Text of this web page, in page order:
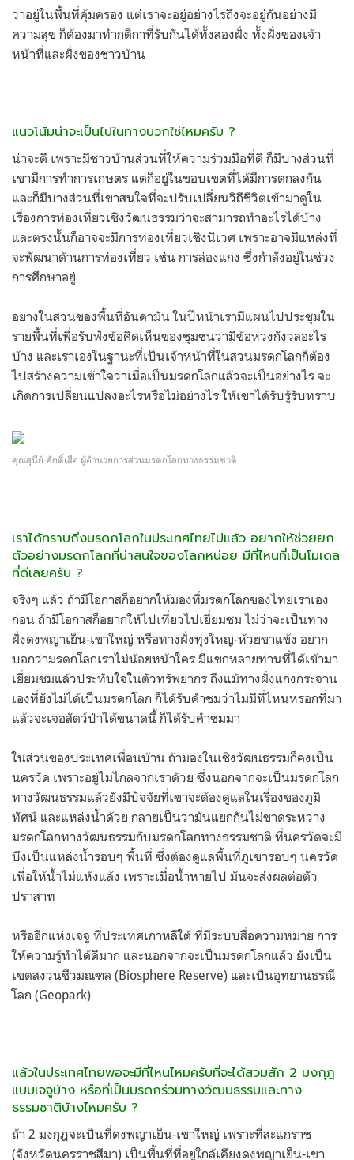
ว่าอยู่ในพื้นที่คุ้มครอง แต่เราจะอยู่อย่างไรถึงจะอยู่กันอย่างมี
ความสุข ก็ต้องมาทำกติกาที่รับกันได้ทั้งสองฝั่ง ทั้งฝั่งของเจ้า
หน้าที่และฝั่งของชาวบ้าน
แนวโน้มน่าจะเป็นไปในทางบวกใช่ไหมครับ ?
น่าจะดี เพราะมีชาวบ้านส่วนที่ให้ความร่วมมือที่ดี ก็มีบางส่วนที่
เขามีการทำการเกษตร แต่ก็อยู่ในขอบเขตที่ได้มีการตกลงกัน
และก็มีบางส่วนที่เขาสนใจที่จะปรับเปลี่ยนวิถีชีวิตเข้ามาดูใน
เรื่องการท่องเที่ยวเชิงวัฒนธรรมว่าจะสามารถทำอะไรได้บ้าง
และตรงนั้นก็อาจจะมีการท่องเที่ยวเชิงนิเวศ เพราะอาจมีแหล่งที่
จะพัฒนาด้านการท่องเที่ยว เช่น การล่องแก่ง ซึ่งกำลังอยู่ในช่วง
การศึกษาอยู่
อย่างในส่วนของพื้นที่อันดามัน ในปีหน้าเรามีแผนไปประชุมใน
รายพื้นที่เพื่อรับฟังข้อคิดเห็นของชุมชนว่ามีข้อห่วงกังวลอะไร
บ้าง และเราเองในฐานะที่เป็นเจ้าหน้าที่ในส่วนมรดกโลกก็ต้อง
ไปสร้างความเข้าใจว่าเมื่อเป็นมรดกโลกแล้วจะเป็นอย่างไร จะ
เกิดการเปลี่ยนแปลงอะไรหรือไม่อย่างไร ให้เขาได้รับรู้รับทราบ
คุณสุนีย์ ศักดิ์เสือ ผู้อำนวยการส่วนมรดกโลกทางธรรมชาติ
เราได้ทราบถึงมรดกโลกในประเทศไทยไปแล้ว อยากให้ช่วยยก
ตัวอย่างมรดกโลกที่น่าสนใจของโลกหน่อย มีที่ไหนที่เป็นโมเดล
ที่ดีเลยครับ ?
จริงๆ แล้ว ถ้ามีโอกาสก็อยากให้มองที่มรดกโลกของไทยเราเอง
ก่อน ถ้ามีโอกาสก็อยากให้ไปเที่ยวไปเยี่ยมชม ไม่ว่าจะเป็นทาง
ฝั่งดงพญาเย็น-เขาใหญ่ หรือทางฝั่งทุ่งใหญ่-ห้วยขาแข้ง อยาก
บอกว่ามรดกโลกเราไม่น้อยหน้าใคร มีแขกหลายท่านที่ได้เข้ามา
เยี่ยมชมแล้วประทับใจในตัวทรัพยากร ถึงแม้ทางฝั่งแก่งกระจาน
เองที่ยังไม่ได้เป็นมรดกโลก ก็ได้รับคำชมว่าไม่มีที่ไหนหรอกที่มา
แล้วจะเจอสัตว์ป่าได้ขนาดนี้ ก็ได้รับคำชมมา
ในส่วนของประเทศเพื่อนบ้าน ถ้ามองในเชิงวัฒนธรรมก็คงเป็น
นครวัด เพราะอยู่ไม่ไกลจากเราด้วย ซึ่งนอกจากจะเป็นมรดกโลก
ทางวัฒนธรรมแล้วยังมีปัจจัยที่เขาจะต้องดูแลในเรื่องของภูมิ
ทัศน์ และแหล่งน้ำด้วย กลายเป็นว่ามันแยกกันไม่ขาดระหว่าง
มรดกโลกทางวัฒนธรรมกับมรดกโลกทางธรรมชาติ ที่นครวัดจะมี
บึงเป็นแหล่งน้ำรอบๆ พื้นที่ ซึ่งต้องดูแลพื้นที่ภูเขารอบๆ นครวัด
เพื่อให้น้ำไม่แห้งแล้ง เพราะเมื่อน้ำหายไป มันจะส่งผลต่อตัว
ปราสาท
หรืออีกแห่งเจจู ที่ประเทศเกาหลีใต้ ที่มีระบบสื่อความหมาย การ
ให้ความรู้ทำได้ดีมาก และนอกจากจะเป็นมรดกโลกแล้ว ยังเป็น
เขตสงวนชีวมณฑล (Biosphere Reserve) และเป็นอุทยานธรณี
โลก (Geopark)
แล้วในประเทศไทยพอจะมีที่ไหนไหมครับที่จะได้สวมสัก 2 มงกุฎ
แบบเจจูบ้าง หรือที่เป็นมรดกร่วมทางวัฒนธรรมและทาง
ธรรมชาติบ้างไหมครับ ?
ถ้า 2 มงกุฎจะเป็นที่ดงพญาเย็น-เขาใหญ่ เพราะที่สะแกราช
(จังหวัดนครราชสีมา) เป็นพื้นที่ที่อยู่ใกล้เคียงดงพญาเย็น-เขา